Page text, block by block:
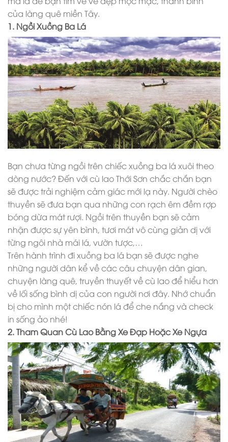
của làng quê miền Tây.
1. Ngồi Xuồng Ba Lá
Bạn chưa từng ngồi trên chiếc xuồng ba lá xuôi theo
dòng nước? Đến với cù lao Thới Sơn chắc chắn bạn
sẽ được trải nghiệm cảm giác mới lạ này. Người chèo
thuyền sẽ đưa bạn qua những con rạch êm đềm rợp
bóng dừa mát rượi. Ngồi trên thuyền bạn sẽ cảm
nhận được sự yên bình, tươi mát vô cùng giản dị với
từng ngôi nhà mái lá, vườn tược,…
Trên hành trình đi xuồng ba lá bạn sẽ được nghe
những người dân kể về các câu chuyện dân gian,
chuyện làng quê, truyền thuyết về cù lao để hiểu hơn
về lối sống bình dị của con người nơi đây. Nhớ chuẩn
bị cho mình một chiếc nón lá để che nắng và check
in sống ảo nhé!
2. Tham Quan Cù Lao Bằng Xe Đạp Hoặc Xe Ngựa